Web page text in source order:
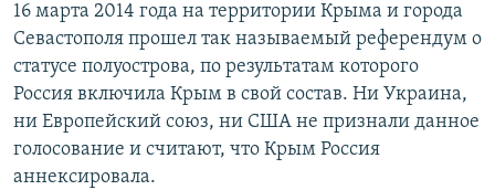
16 марта 2014 года на территории Крыма и города
Севастополя прошел так называемый референдум о
статусе полуострова, по результатам которого
Россия включила Крым в свой состав. Ни Украина,
ни Европейский союз, ни США не признали данное
голосование и считают, что Крым Россия
аннексировала.